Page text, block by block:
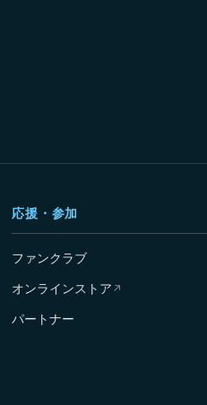
応援・参加
ファンクラブ
オンラインストア ↗
パートナー